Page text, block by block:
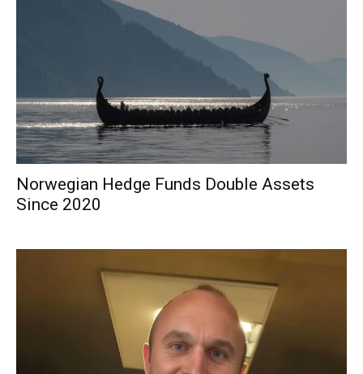
Norwegian Hedge Funds Double Assets
Since 2020